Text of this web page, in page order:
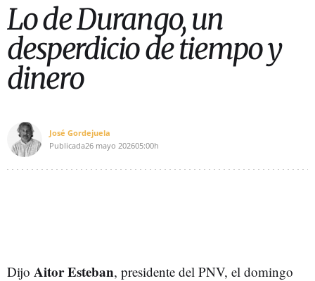
Lo de Durango, un
desperdicio de tiempo y
dinero
José Gordejuela
Publicada26 mayo 202605:00h
Dijo Aitor Esteban, presidente del PNV, el domingo